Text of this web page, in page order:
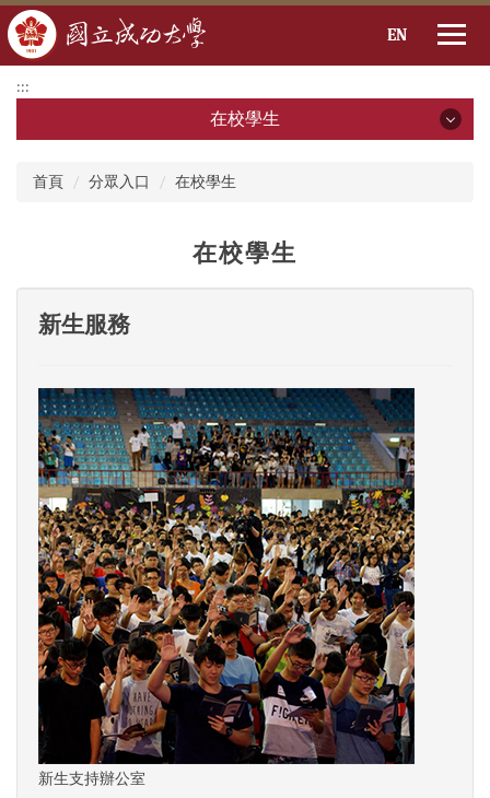
到
要
EN
:::
在校學生
在校學生
課程資訊
活動與生活
E化服務
法律協助
其他
首頁
分眾入口 在校學生
在校學生
新生服務
新生支持辦公室